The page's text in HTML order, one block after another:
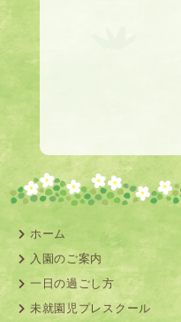
ホーム
入園のご案内
一日の過ごし方
未就園児プレスクール